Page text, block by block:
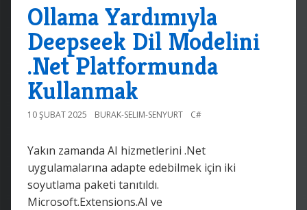
Ollama Yardımıyla
Deepseek Dil Modelini
.Net Platformunda
Kullanmak
10 ŞUBAT 2025 BURAK-SELIM-SENYURT C#
Yakın zamanda AI hizmetlerini .Net
uygulamalarına adapte edebilmek için iki
soyutlama paketi tanıtıldı.
Microsoft.Extensions.AI ve